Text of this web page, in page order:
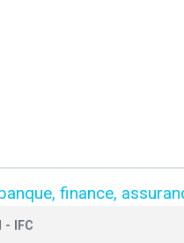
finance,
IFC